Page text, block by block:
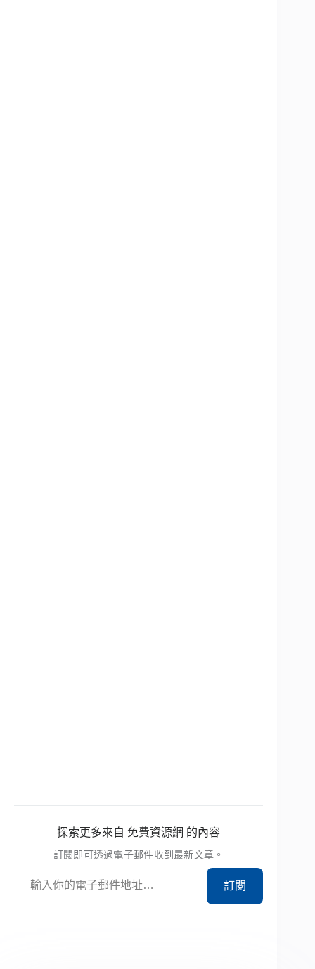
探索更多來自 免費資源網 的內容
訂閱即可透過電子郵件收到最新文章。
訂閱